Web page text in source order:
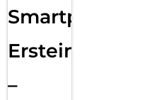
Smartphone
Ersteinrichtung
–